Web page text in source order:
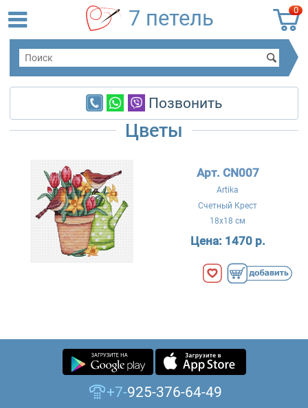
0
7 петель
Позвонить
Цветы
Арт. CN007
Artika
Счетный Крест
18x18 см
Цена: 1470 р.
+7-925-376-64-49